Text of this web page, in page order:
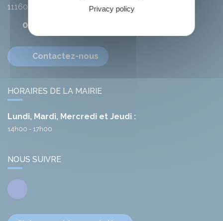
11160
04 68 78 01 41
Contactez-nous
HORAIRES DE LA MAIRIE
Lundi, Mardi, Mercredi et Jeudi :
14h00 - 17h00
NOUS SUIVRE
Facebook
Privacy policy